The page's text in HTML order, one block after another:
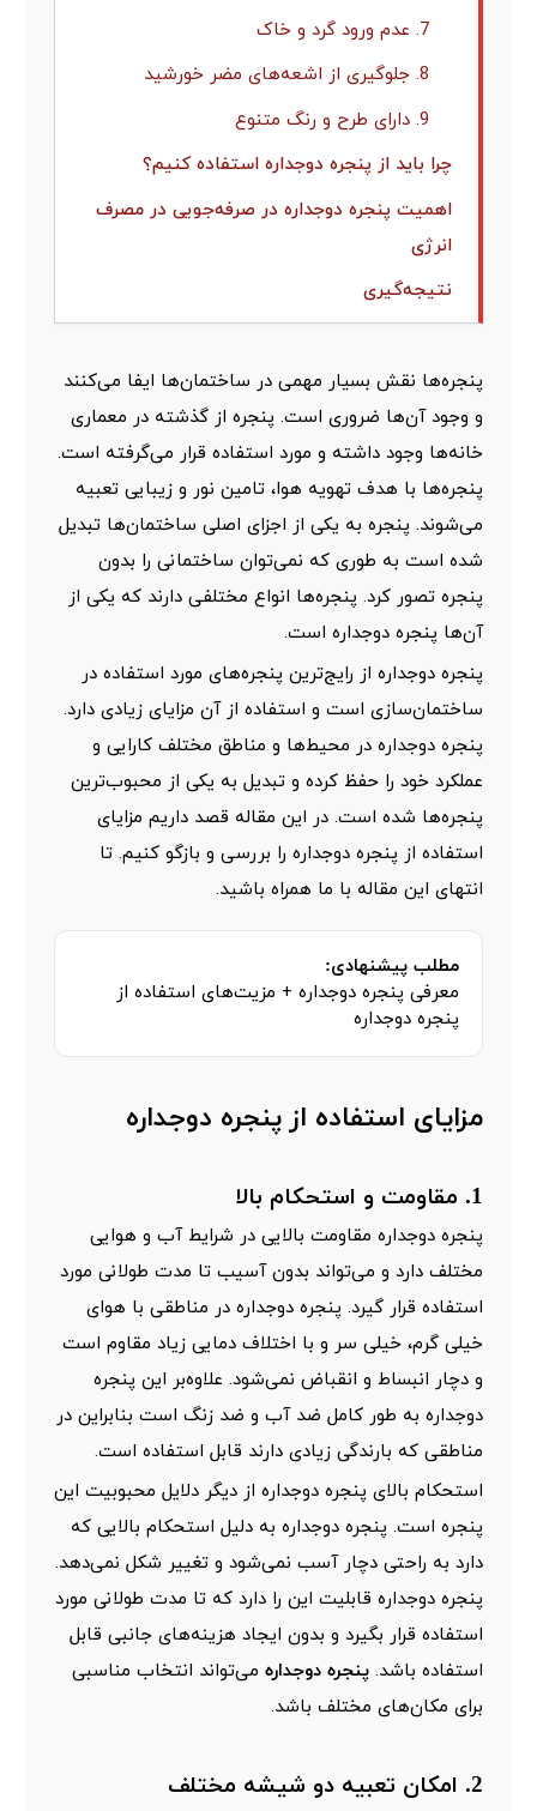
7. عدم ورود گرد و خاک
8. جلوگیری از اشعه‌های مضر خورشید
9. دارای طرح و رنگ متنوع
چرا باید از پنجره دوجداره استفاده کنیم؟
اهمیت پنجره دوجداره در صرفه‌جویی در مصرف
انرژی
نتیجه‌گیری
پنجره‌ها نقش بسیار مهمی در ساختمان‌ها ایفا می‌کنند
و وجود آن‌ها ضروری است. پنجره از گذشته در معماری
خانه‌ها وجود داشته و مورد استفاده قرار می‌گرفته است.
پنجره‌ها با هدف تهویه هوا، تامین نور و زیبایی تعبیه
می‌شوند. پنجره به یکی از اجزای اصلی ساختمان‌ها تبدیل
شده است به طوری که نمی‌توان ساختمانی را بدون
پنجره تصور کرد. پنجره‌ها انواع مختلفی دارند که یکی از
آن‌ها پنجره دوجداره است.
پنجره دوجداره از رایج‌ترین پنجره‌های مورد استفاده در
ساختمان‌سازی است و استفاده از آن مزایای زیادی دارد.
پنجره دوجداره در محیط‌ها و مناطق مختلف کارایی و
عملکرد خود را حفظ کرده و تبدیل به یکی از محبو‌ب‌ترین
پنجره‌ها شده است. در این مقاله قصد داریم مزایای
استفاده از پنجره دوجداره را بررسی و بازگو کنیم. تا
انتهای این مقاله با ما همراه باشید.
مطلب پیشنهادی:
معرفی پنجره دوجداره + مزیت‌های استفاده از
پنجره دوجداره
مزایای استفاده از پنجره دوجداره
1. مقاومت و استحکام بالا
پنجره دوجداره مقاومت بالایی در شرایط آب و هوایی
مختلف دارد و می‌تواند بدون آسیب تا مدت طولانی مورد
استفاده قرار گیرد. پنجره دوجداره در مناطقی با هوای
خیلی گرم، خیلی سر و با اختلاف دمایی زیاد مقاوم است
و دچار انبساط و انقباض نمی‌شود. علاوه‌بر این پنجره
دوجداره به طور کامل ضد آب و ضد زنگ است بنابراین در
مناطقی که بارندگی زیادی دارند قابل استفاده است.
استحکام بالای پنجره دوجداره از دیگر دلایل محبوبیت این
پنجره است. پنجره دوجداره به دلیل استحکام بالایی که
دارد به راحتی دچار آسب نمی‌شود و تغییر شکل نمی‌دهد.
پنجره دوجداره قابلیت این را دارد که تا مدت طولانی مورد
استفاده قرار بگیرد و بدون ایجاد هزینه‌های جانبی قابل
استفاده باشد. پنجره دوجدارهمی‌تواند انتخاب مناسبی
برای مکان‌های مختلف باشد.
2. امکان تعبیه دو شیشه مختلف